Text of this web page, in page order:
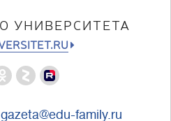
УНИВЕРСИТЕТА
gazeta@edu-family.ru